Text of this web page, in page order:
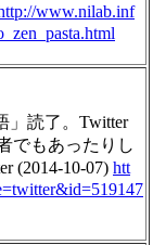
www.nilab.inf
」読了。Twitter
でもあったりし
(2014-10-07) htt